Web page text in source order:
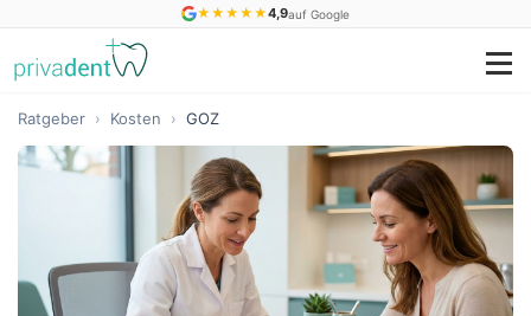
★ ★ ★ ★ ★4,9auf Google
Ratgeber › Kosten › GOZ